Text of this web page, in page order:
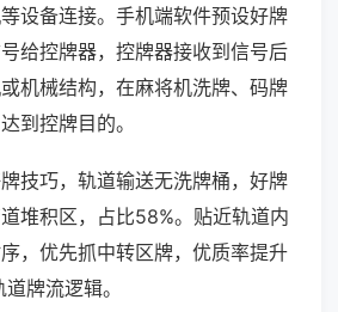
设备连接。手机端软件预设好牌
给控牌器，控牌器接收到信号后
机械结构，在麻将机洗牌、码牌
到控牌目的。
技巧，轨道输送无洗牌桶，好牌
堆积区，占比58%。贴近轨道内
，优先抓中转区牌，优质率提升
牌流逻辑。